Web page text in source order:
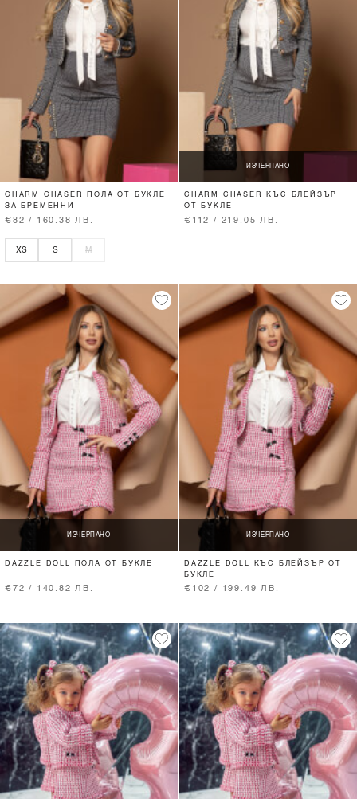
CHARM CHASER ПОЛА ОТ БУКЛЕ
ЗА БРЕМЕННИ
€82 / 160.38 ЛВ.
XS S M
ИЗЧЕРПАНО
CHARM CHASER КЪС БЛЕЙЗЪР
ОТ БУКЛЕ
€112 / 219.05 ЛВ.
ИЗЧЕРПАНО
DAZZLE DOLL ПОЛА ОТ БУКЛЕ
€72 / 140.82 ЛВ.
ИЗЧЕРПАНО
DAZZLE DOLL КЪС БЛЕЙЗЪР ОТ
БУКЛЕ
€102 / 199.49 ЛВ.